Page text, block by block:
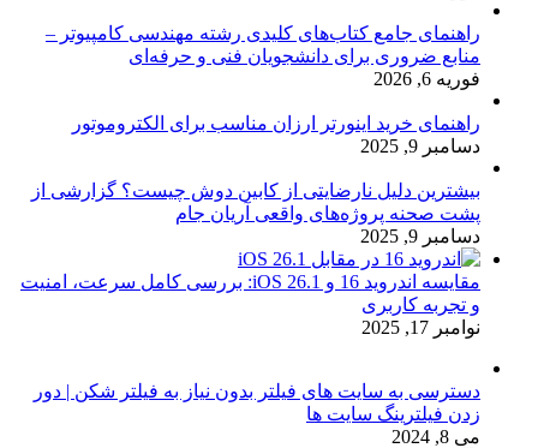
راهنمای جامع کتاب‌های کلیدی رشته مهندسی کامپیوتر –
منابع ضروری برای دانشجویان فنی و حرفه‌ای
فوریه 6, 2026
راهنمای خرید اینورتر ارزان مناسب برای الکتروموتور
دسامبر 9, 2025
بیشترین دلیل نارضایتی از کابین دوش چیست؟ گزارشی از
پشت صحنه پروژه‌های واقعی آریان جام
دسامبر 9, 2025
مقایسه اندروید 16 و iOS 26.1: بررسی کامل سرعت، امنیت
و تجربه کاربری
نوامبر 17, 2025
دسترسی به سایت های فیلتر بدون نیاز به فیلتر شکن | دور
زدن فیلترینگ سایت ها
می 8, 2024